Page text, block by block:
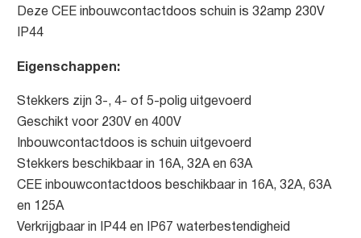
Deze CEE inbouwcontactdoos schuin is 32amp 230V
IP44
Eigenschappen:
Stekkers zijn 3-, 4- of 5-polig uitgevoerd
Geschikt voor 230V en 400V
Inbouwcontactdoos is schuin uitgevoerd
Stekkers beschikbaar in 16A, 32A en 63A
CEE inbouwcontactdoos beschikbaar in 16A, 32A, 63A
en 125A
Verkrijgbaar in IP44 en IP67 waterbestendigheid